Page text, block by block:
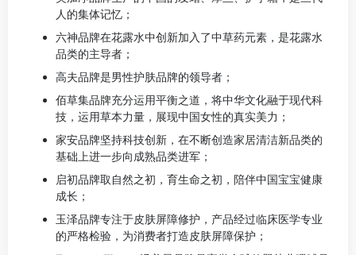
人的集体记忆；
六神品牌在花露水中创新加入了中草药元素，是花露水
品类的主导者；
高夫品牌是男性护肤品牌的领导者；
佰草集品牌充分运用平衡之道，将中华文化融于现代科
技，运用草本力量，展现中国女性的真实美力；
家安品牌坚持科技创新，在不断创造家居清洁新品类的
基础上进一步向成熟品类进军；
启初品牌取自然之初，育生命之初，陪伴中国宝宝健康
成长；
玉泽品牌专注于皮肤屏障修护，产品经过临床医学专业
的严格检验，为消费者打造皮肤屏障保护；